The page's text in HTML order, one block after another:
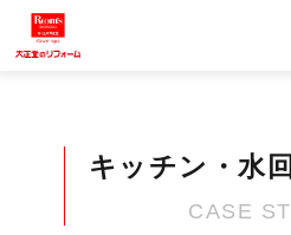
リフォームのご提案
HOME
キッチン・水回り施工事例
キッチン・水
CASE